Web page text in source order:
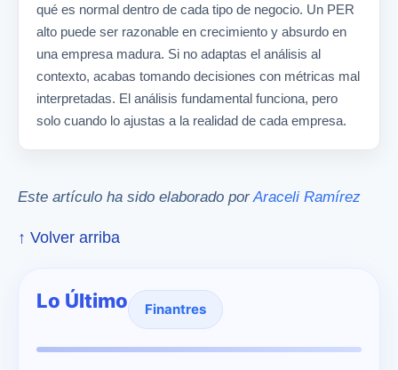
qué es normal dentro de cada tipo de negocio. Un PER
alto puede ser razonable en crecimiento y absurdo en
una empresa madura. Si no adaptas el análisis al
contexto, acabas tomando decisiones con métricas mal
interpretadas. El análisis fundamental funciona, pero
solo cuando lo ajustas a la realidad de cada empresa.
Este artículo ha sido elaborado porAraceli Ramírez
↑ Volver arriba
Lo Último Finantres